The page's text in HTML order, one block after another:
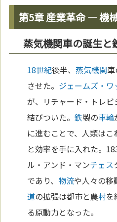
第5章 産業革命 ― 機
蒸気機関車の誕生と
18世紀後半、 蒸気機関
させた。 ジェームズ・ワ
が、リチャード・トレビ
結びついた。鉄製の車輪
に進むことで、人類は
と効率を手に入れた。
ル・アンド・マンチェス
であり、 物流や人々の移
道の拡張は都市と農村を
る原動力となった。